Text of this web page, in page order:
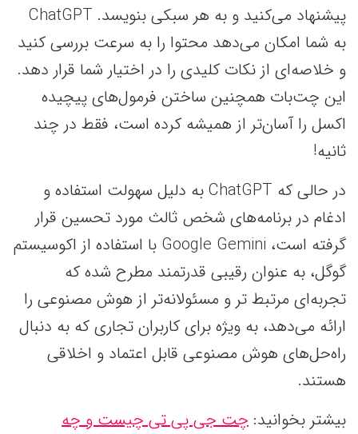
پیشنهاد می‌کنید و به هر سبکی بنویسد. ChatGPT
به شما امکان می‌دهد محتوا را به سرعت بررسی کنید
و خلاصه‌ای از نکات کلیدی را در اختیار شما قرار دهد.
این چت‌بات همچنین ساختن فرمول‌های پیچیده
اکسل را آسان‌تر از همیشه کرده است، فقط در چند
ثانیه!
در حالی که ChatGPT به دلیل سهولت استفاده و
ادغام در برنامه‌های شخص ثالث مورد تحسین قرار
گرفته است، Google Gemini با استفاده از اکوسیستم
گوگل، به عنوان رقیبی قدرتمند مطرح شده که
تجربه‌ای مرتبط‌‌ تر و مسئولانه‌تر از هوش مصنوعی را
ارائه می‌دهد، به ویژه برای کاربران تجاری که به دنبال
راه‌حل‌های هوش مصنوعی قابل اعتماد و اخلاقی
هستند.
بیشتر بخوانید: چت جی پی تی چیست و چه